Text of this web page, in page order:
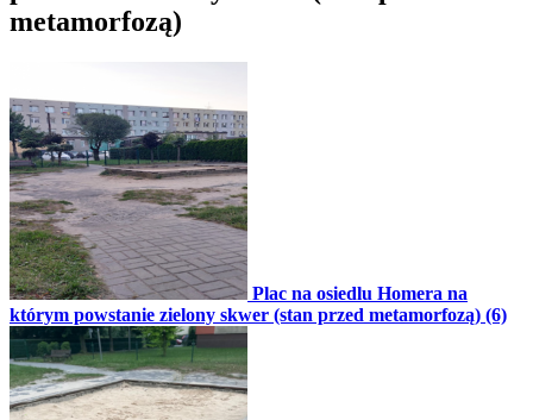
metamorfozą)
Plac na osiedlu Homera na
którym powstanie zielony skwer (stan przed metamorfozą) (6)